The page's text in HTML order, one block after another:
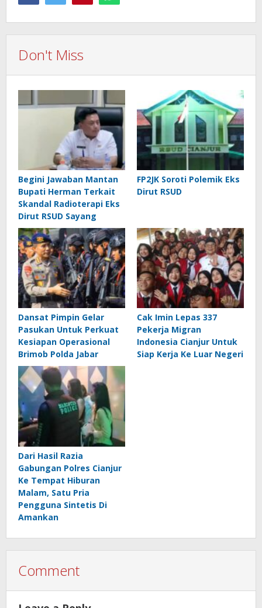
Don't Miss
Begini Jawaban Mantan
Bupati Herman Terkait
Skandal Radioterapi Eks
Dirut RSUD Sayang
FP2JK Soroti Polemik Eks
Dirut RSUD
Dansat Pimpin Gelar
Pasukan Untuk Perkuat
Kesiapan Operasional
Brimob Polda Jabar
Cak Imin Lepas 337
Pekerja Migran
Indonesia Cianjur Untuk
Siap Kerja Ke Luar Negeri
Dari Hasil Razia
Gabungan Polres Cianjur
Ke Tempat Hiburan
Malam, Satu Pria
Pengguna Sintetis Di
Amankan
Comment